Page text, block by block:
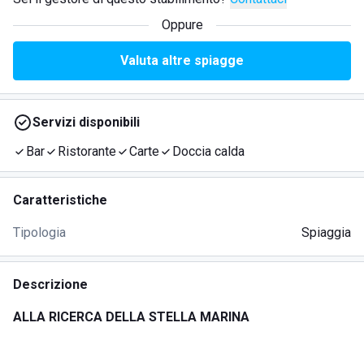
Oppure
Valuta altre spiagge
Servizi disponibili
Bar
Ristorante Carte Doccia calda
Caratteristiche
Tipologia Spiaggia
Descrizione
ALLA RICERCA DELLA STELLA MARINA